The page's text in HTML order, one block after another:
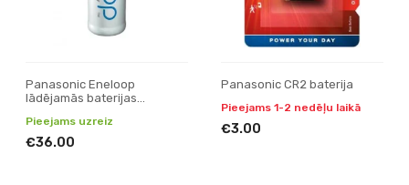
Panasonic Eneloop
lādējamās baterijas
Pieejams uzreiz
€36.00
Panasonic CR2 baterija
Pieejams 1-2 nedēļu laikā
€3.00